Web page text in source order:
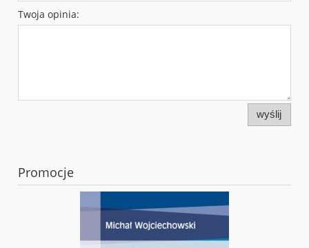
Twoja opinia:
wyślij
Promocje